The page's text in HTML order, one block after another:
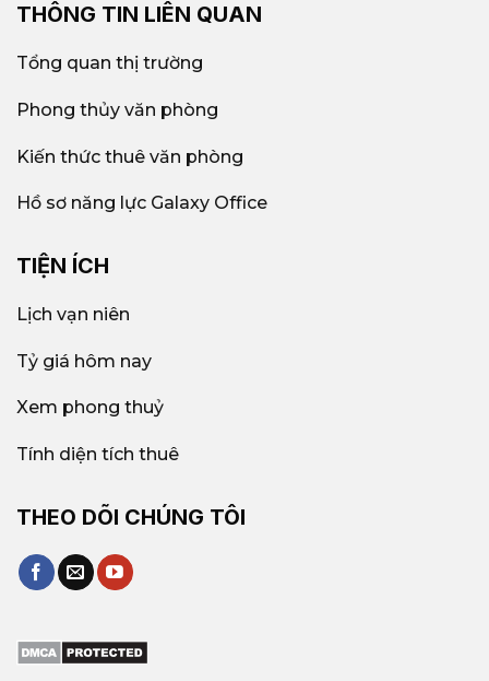
THÔNG TIN LIÊN QUAN
Tổng quan thị trường
Phong thủy văn phòng
Kiến thức thuê văn phòng
Hồ sơ năng lực Galaxy Office
TIỆN ÍCH
Lịch vạn niên
Tỷ giá hôm nay
Xem phong thuỷ
Tính diện tích thuê
THEO DÕI CHÚNG TÔI